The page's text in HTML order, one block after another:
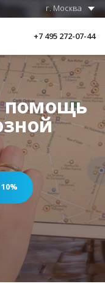
г. Москва
+7 495 272-07-44
помощь